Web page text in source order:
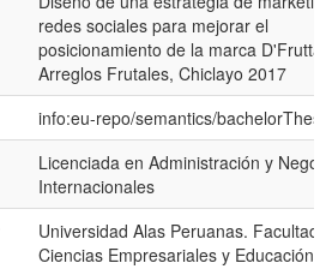
redes sociales para mejorar el
posicionamiento de la marca D'Frutta -
Arreglos Frutales, Chiclayo 2017
info:eu-repo/semantics/bachelorThesis
Licenciada en Administración y
Internacionales
Universidad Alas Peruanas. Facultad
Ciencias Empresariales y Educación